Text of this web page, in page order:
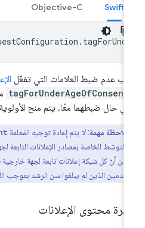
Swift
Objective-C
.
عدم ضبط العلامات التي تفعّل
tagForUnderAgeOfConsent معًا
حال ضبطهما معًا، يتم منح الأولوية
ملاحظة مهمة:لايتم إعادة توجيه المَعلمة
التوسّط الخاصة بمصادر الإعلانات التابعة
من أنّ كل شبكة إعلانات تابعة لجهة خارجية
الذين لم يبلغوا سن الرشد بموجب اللائحة
محتوى الإعلانات